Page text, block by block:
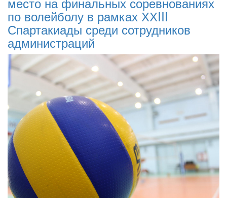
по волейболу в рамках ХХIII
Спартакиады среди сотрудников
администраций